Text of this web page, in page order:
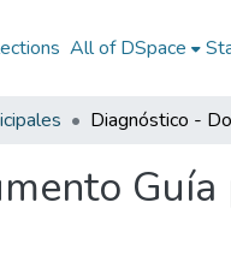
All of DSpace